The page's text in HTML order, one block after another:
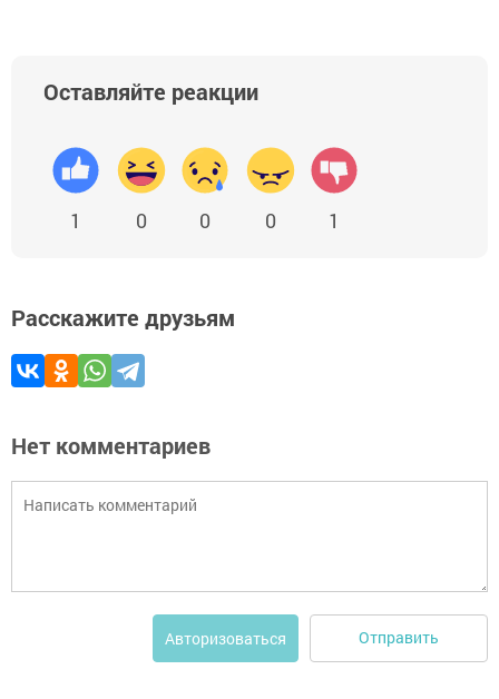
Оставляйте реакции
1 0 0 0 1
Расскажите друзьям
Нет комментариев
Авторизоваться Отправить